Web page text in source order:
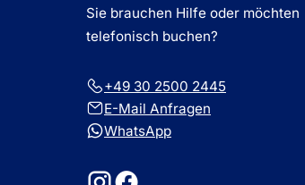
Sie brauchen Hilfe oder möchten
telefonisch buchen?
+49 30 2500 2445
E-Mail Anfragen
WhatsApp
InstagramFacebook